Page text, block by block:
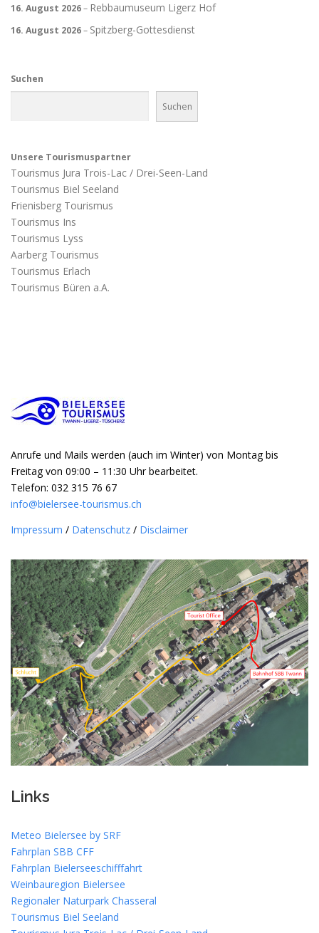
16. August 2026– Rebbaumuseum Ligerz Hof
16. August 2026– Spitzberg-Gottesdienst
Suchen
Suchen
Unsere Tourismuspartner
Tourismus Jura Trois-Lac / Drei-Seen-Land
Tourismus Biel Seeland
Frienisberg Tourismus
Tourismus Ins
Tourismus Lyss
Aarberg Tourismus
Tourismus Erlach
Tourismus Büren a.A.
Anrufe und Mails werden (auch im Winter) von Montag bis
Freitag von 09:00 – 11:30 Uhr bearbeitet.
Telefon: 032 315 76 67
info@bielersee-tourismus.ch
Impressum / Datenschutz / Disclaimer
Links
Meteo Bielersee by SRF
Fahrplan SBB CFF
Fahrplan Bielerseeschifffahrt
Weinbauregion Bielersee
Regionaler Naturpark Chasseral
Tourismus Biel Seeland